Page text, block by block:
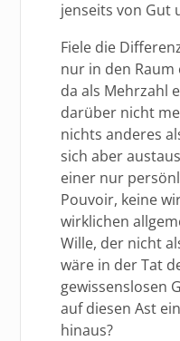
jenseits von Gut
Fiele die
nur in den Raum
da als Mehrzahl
darüber nicht
nichts anderes
sich aber
einer nur
Pouvoir, keine
wirklichen
Wille, der nicht
wäre in der Tat
gewissenslosen
auf diesen Ast
hinaus?